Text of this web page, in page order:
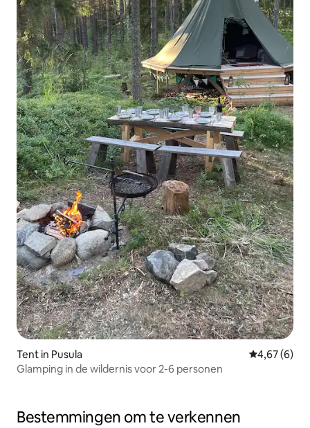
Tent in Pusula Gemiddelde
4,67 (6)
Glamping in de wildernis voor 2-6 personen
Bestemmingen om te verkennen